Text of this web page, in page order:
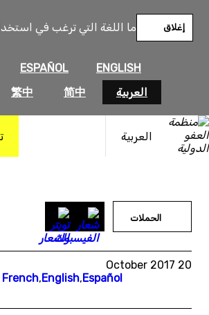
ما اللغة التي ترغب في
ENGLISH
ESPAÑOL
العربية
简中
繁中
إغلاق
العربية
المحتوى
الحملات
20 October 2017
French,English,Español